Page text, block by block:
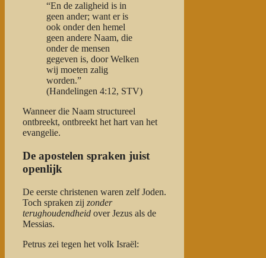
“En de zaligheid is in
geen ander; want er is
ook onder den hemel
geen andere Naam, die
onder de mensen
gegeven is, door Welken
wij moeten zalig
worden.”
(Handelingen 4:12, STV)
Wanneer die Naam structureel
ontbreekt, ontbreekt het hart van het
evangelie.
De apostelen spraken juist
openlijk
De eerste christenen waren zelf Joden.
Toch spraken zij zonder
terughoudendheid over Jezus als de
Messias.
Petrus zei tegen het volk Israël: